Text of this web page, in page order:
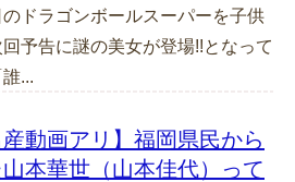
ドラゴンボールスーパーを子供
予告に謎の美女が登場!!となって
...
産動画アリ】福岡県民から
山本華世（山本佳代）って